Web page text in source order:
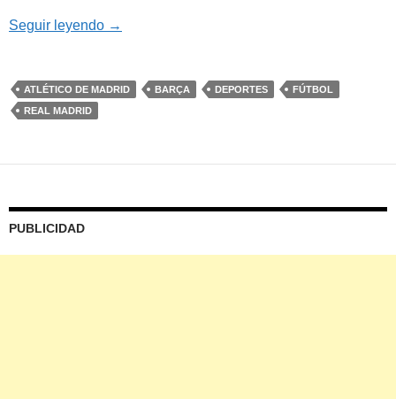
Seguir leyendo Se calienta la liga en el Derbi madrileño y el
→
ATLÉTICO DE MADRID BARÇA DEPORTES
FÚTBOL
REAL MADRID
PUBLICIDAD